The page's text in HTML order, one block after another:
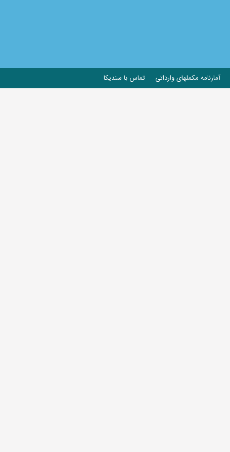
آمارنامه مکملهای وارداتی
تماس با سندیکا